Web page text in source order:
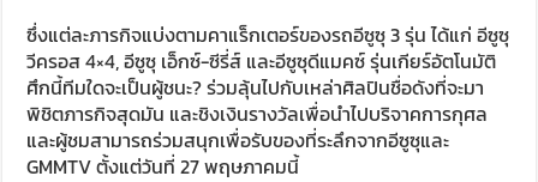
ซึ่งแต่ละภารกิจแบ่งตามคาแร็กเตอร์ของรถอีซูซุ 3 รุ่น ได้แก่ อีซูซุ
วีครอส 4×4, อีซูซุ เอ็กซ์-ซีรี่ส์ และอีซูซุดีแมคซ์ รุ่นเกียร์อัตโนมัติ
ศึกนี้ทีมใดจะเป็นผู้ชนะ? ร่วมลุ้นไปกับเหล่าศิลปินชื่อดังที่จะมา
พิชิตภารกิจสุดมัน และชิงเงินรางวัลเพื่อนำไปบริจาคการกุศล
และผู้ชมสามารถร่วมสนุกเพื่อรับของที่ระลึกจากอีซูซุและ
GMMTV ตั้งแต่วันที่ 27 พฤษภาคมนี้